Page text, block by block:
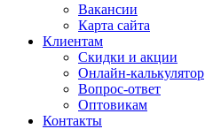
Вакансии
Карта сайта
Клиентам
Скидки и акции
Онлайн-калькулятор
Вопрос-ответ
Оптовикам
Контакты